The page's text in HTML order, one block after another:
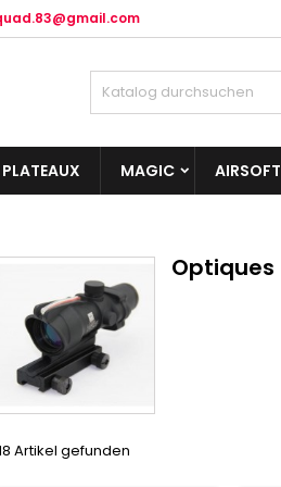
MAGIC AIRSOFT
Optiques
Artikel gefunden